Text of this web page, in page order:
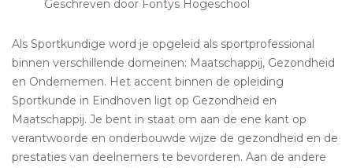
Geschreven door Fontys Hogeschool
Als Sportkundige word je opgeleid als sportprofessional
binnen verschillende domeinen: Maatschappij, Gezondheid
en Ondernemen. Het accent binnen de opleiding
Sportkunde in Eindhoven ligt op Gezondheid en
Maatschappij. Je bent in staat om aan de ene kant op
verantwoorde en onderbouwde wijze de gezondheid en de
prestaties van deelnemers te bevorderen. Aan de andere